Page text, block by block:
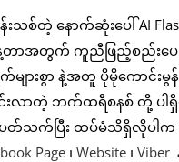
သစ်တဲ့ နောက်ဆုံးပေါ် AI
တာအတွက် ကူညီဖြည့်စည်းပေး
များစွာ နဲ့အတူ ပိုမိုကောင်း
းလာတဲ့ ဘက်ထရီစနစ် တို့ ပါရှိတဲ့
ပတ်သက်ပြီး ထပ်မံသိရှိလိုပါက
Page ၊ Website ၊ Viber